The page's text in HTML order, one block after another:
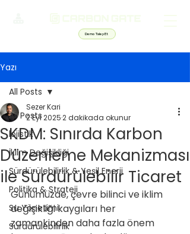
Demo Talep Et
Yazı
All Posts
lojistik
İklim Değişikliği
Sürdürülebilirlik & Yeşil Enerji
Politika & Strateji
Su Yönetimi
Sürdürülebilirlik
All Posts
SKDM: Sınırda Karbon
Düzenleme Mekanizması
ile Sürdürülebilir Ticaret
Sezer Kari
2 Eyl 20252 dakikada okunur
Günümüzde, çevre bilinci ve iklim
değişikliği kaygıları her
zamankinden daha fazla önem